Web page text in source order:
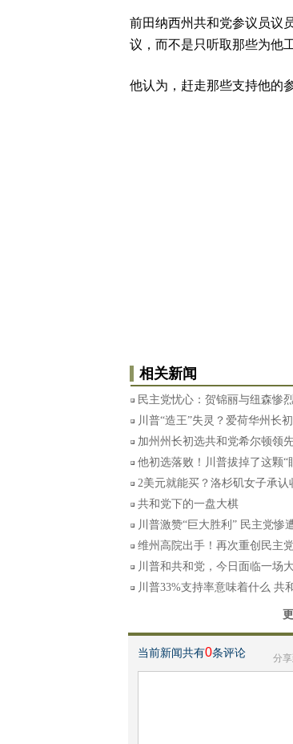
前田纳西州共和党参议员议
议，而不是只听取那些为他
他认为，赶走那些支持他的
相关新闻
民主党忧心：贺锦丽与纽森惨
川普“造王”失灵？爱荷华州长
加州州长初选共和党希尔顿领
他初选落败！川普拔掉了这颗“
2美元就能买？洛杉矶女子承认
共和党下的一盘大棋
川普激赞“巨大胜利” 民主党惨
维州高院出手！再次重创民主
川普和共和党，今日面临一场
川普33%支持率意味着什么 共
当前新闻共有0条评论 分享